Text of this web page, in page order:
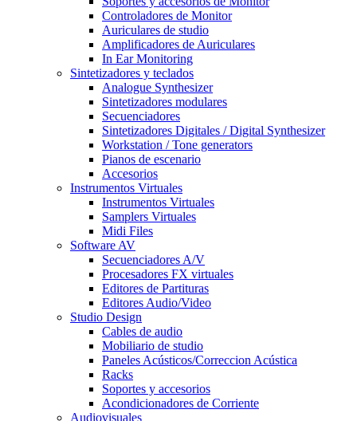
Controladores de Monitor
Auriculares de studio
Amplificadores de Auriculares
In Ear Monitoring
Sintetizadores y teclados
Analogue Synthesizer
Sintetizadores modulares
Secuenciadores
Sintetizadores Digitales / Digital Synthesizer
Workstation / Tone generators
Pianos de escenario
Accesorios
Instrumentos Virtuales
Instrumentos Virtuales
Samplers Virtuales
Midi Files
Software AV
Secuenciadores A/V
Procesadores FX virtuales
Editores de Partituras
Editores Audio/Video
Studio Design
Cables de audio
Mobiliario de studio
Paneles Acústicos/Correccion Acústica
Racks
Soportes y accesorios
Acondicionadores de Corriente
Audiovisuales